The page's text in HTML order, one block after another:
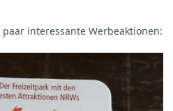
interessante Werbeaktionen: